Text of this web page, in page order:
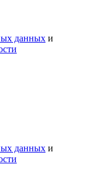
данных и
данных и